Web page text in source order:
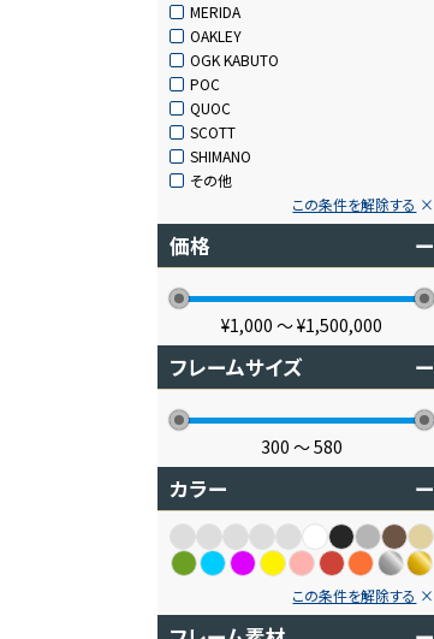
MERIDA
OAKLEY
OGK KABUTO
POC
QUOC
SCOTT
SHIMANO
その他
この条件を解除する
価格 ー
¥1,000 〜¥1,500,000
フレームサイズ ー
300 〜580
カラー ー
この条件を解除する